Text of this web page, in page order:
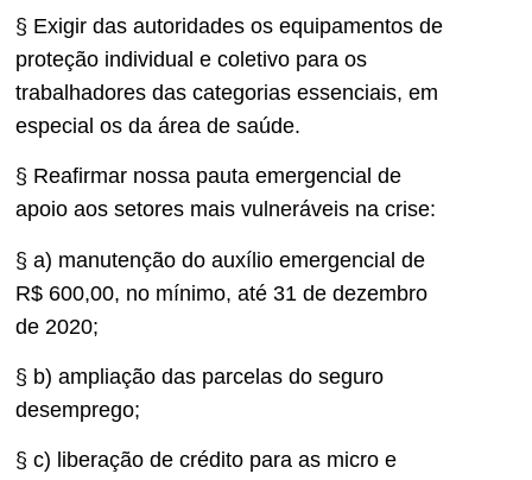
§ Exigir das autoridades os equipamentos de
proteção individual e coletivo para os
trabalhadores das categorias essenciais, em
especial os da área de saúde.
§ Reafirmar nossa pauta emergencial de
apoio aos setores mais vulneráveis na crise:
§ a) manutenção do auxílio emergencial de
R$ 600,00, no mínimo, até 31 de dezembro
de 2020;
§ b) ampliação das parcelas do seguro
desemprego;
§ c) liberação de crédito para as micro e